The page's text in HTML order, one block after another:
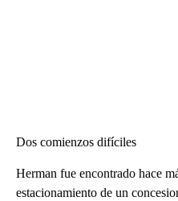
Dos comienzos difíciles
Herman fue encontrado hace
estacionamiento de un